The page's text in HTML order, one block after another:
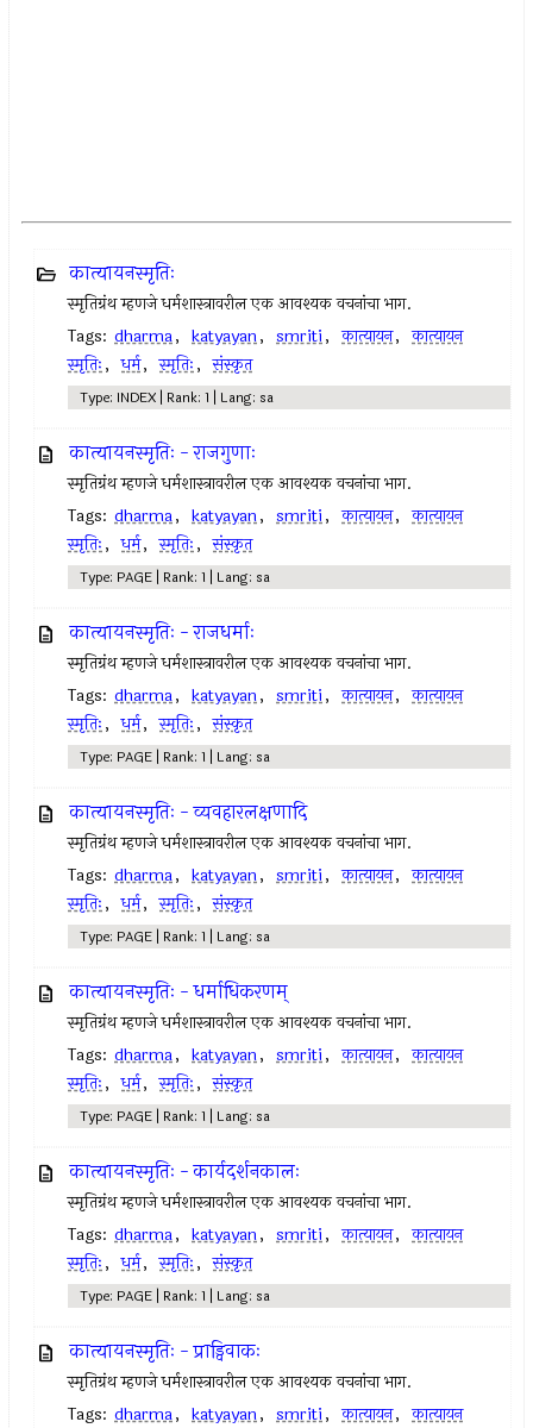
कात्यायनस्मृतिः
स्मृतिग्रंथ म्हणजे धर्मशास्त्रावरील एक आवश्यक वचनांचा भाग.
Tags: dharma, katyayan, smriti, कात्यायन, कात्यायन
स्मृतिः, धर्म, स्मृतिः, संस्कृत
Type: INDEX | Rank: 1 | Lang: sa
कात्यायनस्मृतिः - राजगुणाः
स्मृतिग्रंथ म्हणजे धर्मशास्त्रावरील एक आवश्यक वचनांचा भाग.
Tags: dharma, katyayan, smriti, कात्यायन, कात्यायन
स्मृतिः, धर्म, स्मृतिः, संस्कृत
Type: PAGE | Rank: 1 | Lang: sa
कात्यायनस्मृतिः - राजधर्माः
स्मृतिग्रंथ म्हणजे धर्मशास्त्रावरील एक आवश्यक वचनांचा भाग.
Tags: dharma, katyayan, smriti, कात्यायन, कात्यायन
स्मृतिः, धर्म, स्मृतिः, संस्कृत
Type: PAGE | Rank: 1 | Lang: sa
कात्यायनस्मृतिः - व्यवहारलक्षणादि
स्मृतिग्रंथ म्हणजे धर्मशास्त्रावरील एक आवश्यक वचनांचा भाग.
Tags: dharma, katyayan, smriti, कात्यायन, कात्यायन
स्मृतिः, धर्म, स्मृतिः, संस्कृत
Type: PAGE | Rank: 1 | Lang: sa
कात्यायनस्मृतिः - धर्माधिकरणम्
स्मृतिग्रंथ म्हणजे धर्मशास्त्रावरील एक आवश्यक वचनांचा भाग.
Tags: dharma, katyayan, smriti, कात्यायन, कात्यायन
स्मृतिः, धर्म, स्मृतिः, संस्कृत
Type: PAGE | Rank: 1 | Lang: sa
कात्यायनस्मृतिः - कार्यदर्शनकालः
स्मृतिग्रंथ म्हणजे धर्मशास्त्रावरील एक आवश्यक वचनांचा भाग.
Tags: dharma, katyayan, smriti, कात्यायन, कात्यायन
स्मृतिः, धर्म, स्मृतिः, संस्कृत
Type: PAGE | Rank: 1 | Lang: sa
कात्यायनस्मृतिः - प्राड्विवाकः
स्मृतिग्रंथ म्हणजे धर्मशास्त्रावरील एक आवश्यक वचनांचा भाग.
Tags: dharma, katyayan, smriti, कात्यायन, कात्यायन